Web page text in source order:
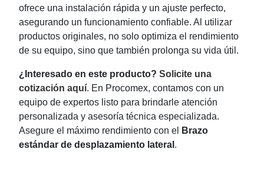
ofrece una instalación rápida y un ajuste perfecto,
asegurando un funcionamiento confiable. Al utilizar
productos originales, no solo optimiza el rendimiento
de su equipo, sino que también prolonga su vida útil.
¿Interesado en este producto? Solicite una
cotización aquí. En Procomex, contamos con un
equipo de expertos listo para brindarle atención
personalizada y asesoría técnica especializada.
Asegure el máximo rendimiento con el
Brazo
estándar de desplazamiento lateral .